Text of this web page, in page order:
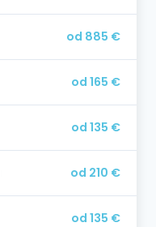
od 885 €
od 165 €
od 135 €
od 210 €
od 135 €